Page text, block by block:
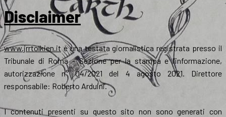
Disclaimer
www.jrrtolkien.itè una testata giornalistica registrata presso il
Tribunale di Roma - Sezione per la stampa e l’informazione,
autorizzazione n° 04/2021 del 4 agosto 2021. Direttore
responsabile: Roberto Arduini.
I contenuti presenti su questo sito non sono generati con